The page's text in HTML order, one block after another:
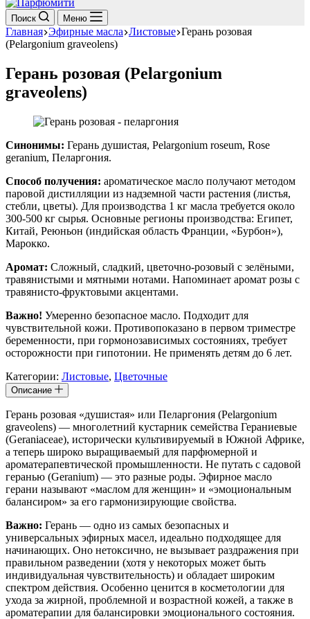
Поиск Меню
Главная Эфирные масла Листовые Герань розовая
(Pelargonium graveolens)
Герань розовая (Pelargonium
graveolens)
Синонимы: Герань душистая, Pelargonium roseum, Rose
geranium, Пеларгония.
Способ получения: ароматическое масло получают методом
паровой дистилляции из надземной части растения (листья,
стебли, цветы). Для производства 1 кг масла требуется около
300-500 кг сырья. Основные регионы производства: Египет,
Китай, Реюньон (индийская область Франции, «Бурбон»),
Марокко.
Аромат: Сложный, сладкий, цветочно-розовый с зелёными,
травянистыми и мятными нотами. Напоминает аромат розы с
травянисто-фруктовыми акцентами.
Важно! Умеренно безопасное масло. Подходит для
чувствительной кожи. Противопоказано в первом триместре
беременности, при гормонозависимых состояниях, требует
осторожности при гипотонии. Не применять детям до 6 лет.
Категории: Листовые, Цветочные
Описание
Герань розовая «душистая» или Пеларгония (Pelargonium
graveolens) — многолетний кустарник семейства Гераниевые
(Geraniaceae), исторически культивируемый в Южной Африке,
а теперь широко выращиваемый для парфюмерной и
ароматерапевтической промышленности. Не путать с садовой
геранью (Geranium) — это разные роды. Эфирное масло
герани называют «маслом для женщин» и «эмоциональным
балансиром» за его гармонизирующие свойства.
Важно: Герань — одно из самых безопасных и
универсальных эфирных масел, идеально подходящее для
начинающих. Оно нетоксично, не вызывает раздражения при
правильном разведении (хотя у некоторых может быть
индивидуальная чувствительность) и обладает широким
спектром действия. Особенно ценится в косметологии для
ухода за жирной, проблемной и возрастной кожей, а также в
ароматерапии для балансировки эмоционального состояния.